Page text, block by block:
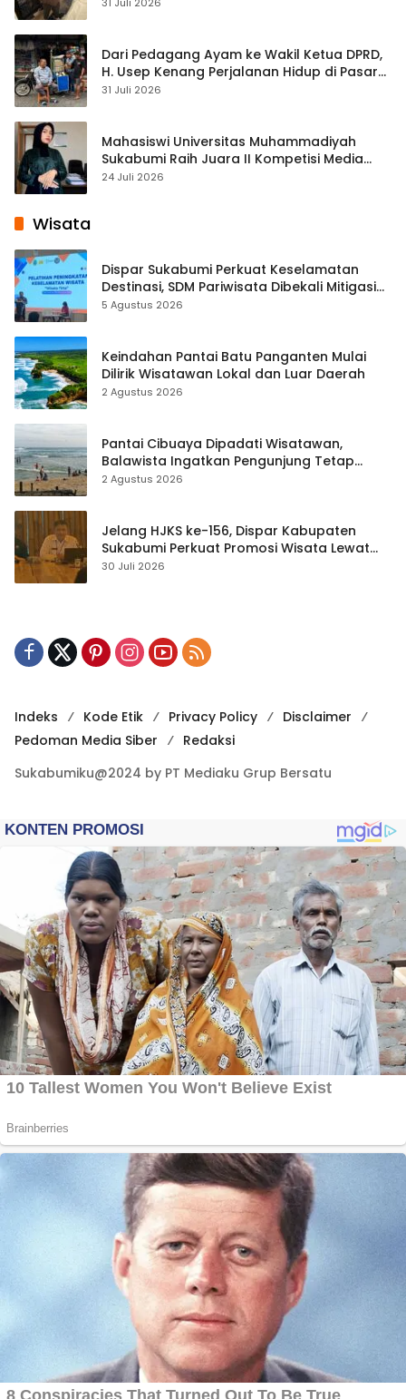
Dari Pedagang Ayam ke Wakil Ketua DPRD,
H. Usep Kenang Perjalanan Hidup di Pasar
Cisaat
31 Juli 2026
Mahasiswi Universitas Muhammadiyah
Sukabumi Raih Juara II Kompetisi Media
Pembelajaran Digital Tingkat Internasional
24 Juli 2026
Wisata
Dispar Sukabumi Perkuat Keselamatan
Destinasi, SDM Pariwisata Dibekali Mitigasi
hingga Teknik Evakuasi
5 Agustus 2026
Keindahan Pantai Batu Panganten Mulai
Dilirik Wisatawan Lokal dan Luar Daerah
2 Agustus 2026
Pantai Cibuaya Dipadati Wisatawan,
Balawista Ingatkan Pengunjung Tetap
Waspada
2 Agustus 2026
Jelang HJKS ke-156, Dispar Kabupaten
Sukabumi Perkuat Promosi Wisata Lewat
Publikasi Digital
30 Juli 2026
Indeks Kode Etik Privacy Policy
Disclaimer
Pedoman Media Siber
Redaksi
Sukabumiku@2024 by PT Mediaku Grup Bersatu